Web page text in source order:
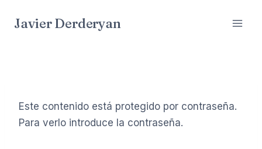
Javier Derderyan
Este contenido está protegido por contraseña.
Para verlo introduce la contraseña.